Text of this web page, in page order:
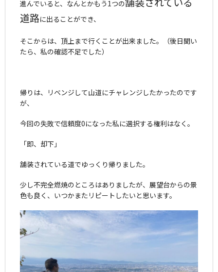
進んでいると、なんとかもう1つの
道路に出ることができ、
そこからは、頂上まで行くことが出来ました。（後日聞い
たら、私の確認不足でした）
帰りは、リベンジして山道にチャレンジしたかったのです
が、
今回の失敗で信頼度0になった私に選択する権利はなく。
「即、却下」
舗装されている道でゆっくり帰りました。
少し不完全燃焼のところはありましたが、展望台からの景
色も良く、いつかまたリピートしたいと思います。